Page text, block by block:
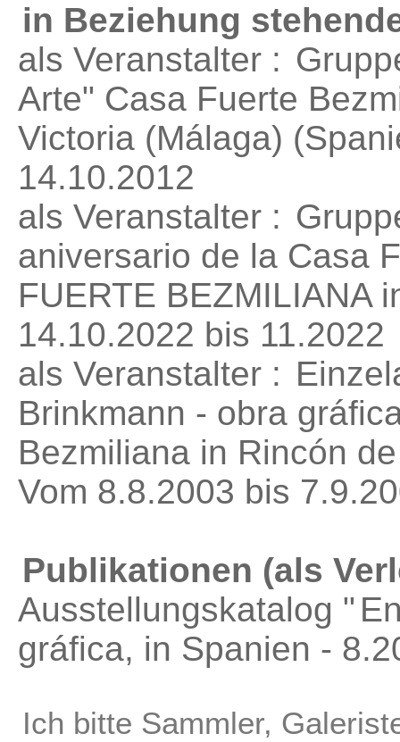
in Beziehung
als Veranstalter :
Arte" Casa Fuerte
Victoria (Málaga)
14.10.2012
als Veranstalter :
aniversario de la Casa
FUERTE BEZMILIANA
14.10.2022 bis 11.2022
als Veranstalter :
Brinkmann - obra
Bezmiliana in Rincón
Vom 8.8.2003 bis
Publikationen (als
Ausstellungskatalog "
gráfica, in Spanien -
Ich bitte Sammler,